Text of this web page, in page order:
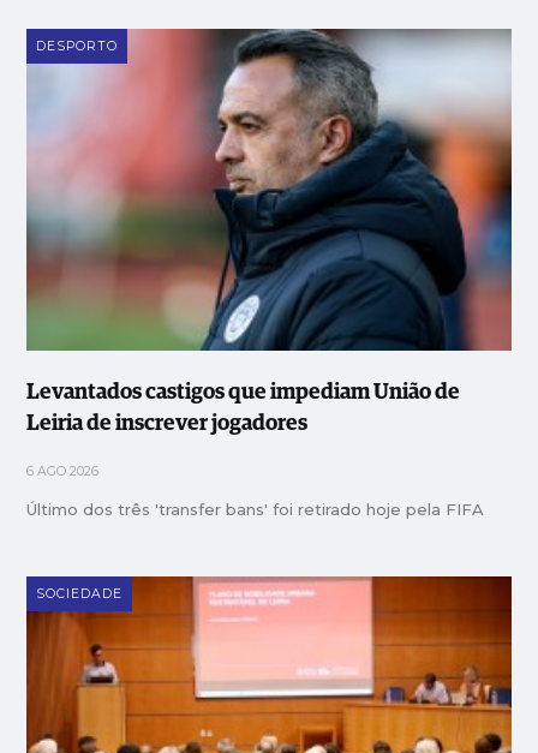
DESPORTO
Levantados castigos que impediam União de
Leiria de inscrever jogadores
6 AGO 2026
Último dos três 'transfer bans' foi retirado hoje pela FIFA
SOCIEDADE